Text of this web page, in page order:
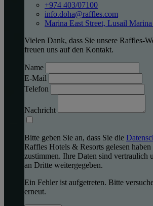
+974 403/07100
info.doha@raffles.com
Marina East Street, Lusail
Vielen Dank, dass Sie unsere Raffles-
freuen uns auf den Kontakt.
Name
E-Mail
Telefon
Nachricht
Bitte geben Sie an, dass Sie die
Raffles Hotels & Resorts gelesen
zustimmen. Ihre Daten sind vertraulich
an Dritte weitergegeben.
Ein Fehler ist aufgetreten. Bitte
erneut.